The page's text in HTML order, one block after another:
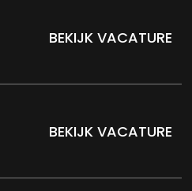
BEKIJK VACATURE
BEKIJK VACATURE